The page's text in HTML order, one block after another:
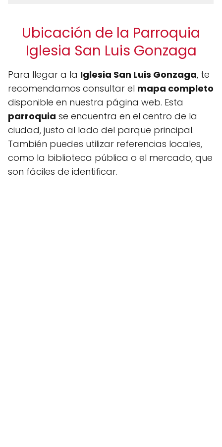
Ubicación de la Parroquia
Iglesia San Luis Gonzaga
Para llegar a la Iglesia San Luis Gonzaga, te
recomendamos consultar el mapa completo
disponible en nuestra página web. Esta
parroquia se encuentra en el centro de la
ciudad, justo al lado del parque principal.
También puedes utilizar referencias locales,
como la biblioteca pública o el mercado, que
son fáciles de identificar.